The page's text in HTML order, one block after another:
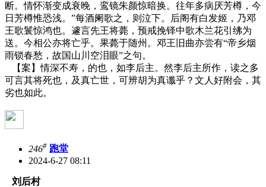
断。情怀渐变成衰晚，鸾镜朱颜惊暗换。往年多病厌芳樽，今
日芳樽惟恐浅。”每酒阑歌之，则泣下。后阁有白发姬，乃邓
王歌鬟惊鸿也。遽言先王将薨，预戒挽铎中歌木兰花引绋为
送。今相公亦将亡乎。果薨于随州。邓王旧曲亦尝有“帝乡烟
雨锁春愁，故国山川空泪眼”之句。
【案】情深不寿，的也，如李后主。然李后主所作，读之多
可言其将死也，及真亡世，可辨胡为真谶乎？文人好附会，其
劣也如此。
246# 跑堂
2024-6-27 08:11
刘后村